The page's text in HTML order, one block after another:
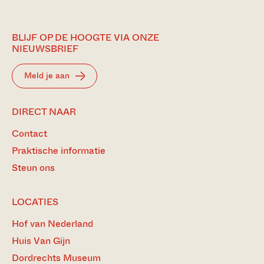
BLIJF OP DE HOOGTE VIA ONZE
NIEUWSBRIEF
Meld je aan
DIRECT NAAR
Contact
Praktische informatie
Steun ons
LOCATIES
Hof van Nederland
Huis Van Gijn
Dordrechts Museum